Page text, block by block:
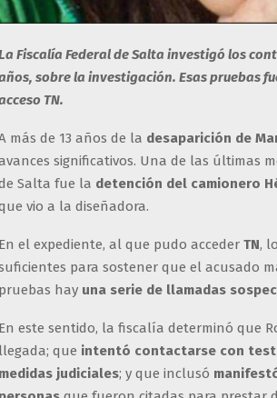
Fiscalía Federal de Salta investigó los
sobre la investigación. Esas pruebas
TN.
más de 13 años de la desaparición de
significativos. Una de las últimas
Salta fue la detención del camionero
vio a la diseñadora.
En el expediente, al que pudo acceder TN,
para sostener que el acusado
pruebas hay una serie de llamadas
En este sentido, la fiscalía determinó que
llegada; que intentó contactarse con
medidas judiciales; y que inclusó